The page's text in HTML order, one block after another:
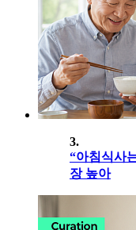
3.
“아침식사
장 높아